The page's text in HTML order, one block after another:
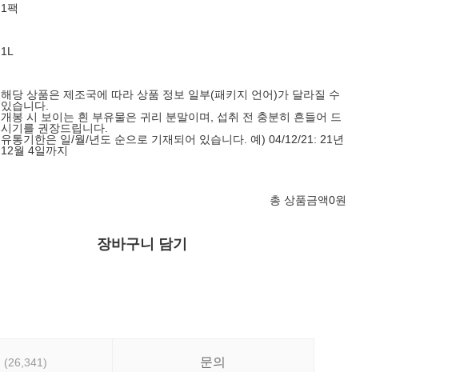
1팩
1L
해당 상품은 제조국에 따라 상품 정보 일부(패키지 언어)가 달라질 수
있습니다.
개봉 시 보이는 흰 부유물은 귀리 분말이며, 섭취 전 충분히 흔들어 드
시기를 권장드립니다.
유통기한은 일/월/년도 순으로 기재되어 있습니다. 예) 04/12/21: 21년
12월 4일까지
총 상품금액0원
장바구니 담기
(26,341) 문의